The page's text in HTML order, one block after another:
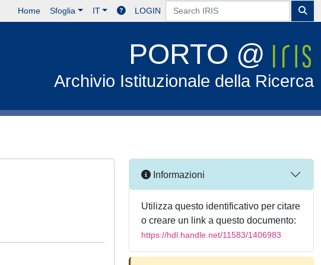
Home Sfoglia IT LOGIN
PORTO @
Archivio Istituzionale della Ricerca
Informazioni
Utilizza questo identificativo per citare
o creare un link a questo documento:
https://hdl.handle.net/11583/1406983